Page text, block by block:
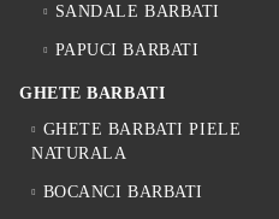
SANDALE BARBATI
PAPUCI BARBATI
GHETE BARBATI
GHETE BARBATI PIELE
NATURALA
BOCANCI BARBATI